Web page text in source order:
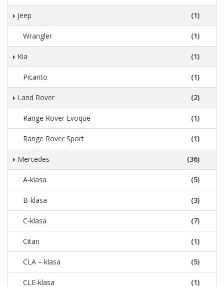
Jeep (1)
Wrangler (1)
Kia (1)
Picanto (1)
Land Rover (2)
Range Rover Evoque (1)
Range Rover Sport (1)
Mercedes (36)
A-klasa (5)
B-klasa (3)
C-klasa (7)
Citan (1)
CLA – klasa (5)
CLE-klasa (1)